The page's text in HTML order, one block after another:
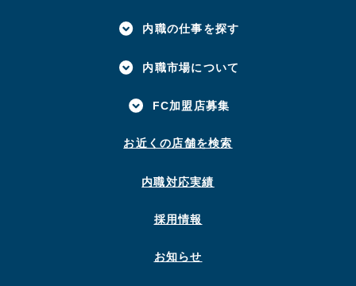
内職の仕事を探す
内職市場について
FC加盟店募集
お近くの店舗を検索
内職対応実績
採用情報
お知らせ